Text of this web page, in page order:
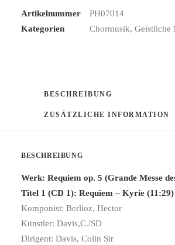
Artikelnummer
PH07014
Kategorien
Chormusik, Geistliche
BESCHREIBUNG
ZUSÄTZLICHE INFORMATION
BESCHREIBUNG
Werk: Requiem op. 5 (Grande Messe
Titel 1 (CD 1): Requiem – Kyrie (11:29)
Komponist: Berlioz, Hector
Künstler: Davis,C./SD
Dirigent: Davis, Colin Sir